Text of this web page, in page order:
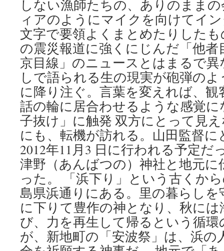
しない漁師たちの、ありのまま
ィアのようにマイクを向けてイ
文字で要領よくまとめたりした
の震災報道に強くにじんだ「他
京目線」のニュースとはまるで
しで語られる生の現実が砲弾の
に降り注ぐ。言葉を変えれば、
話の輪に居合わせるような感覚に
子抜け」に触発 双方にとって見
にも、転機が訪れる。山田監督
2012年11月3 日に行われる予定だ
津野（あんばつの）神社と地元に
った。 「浜下り」という古くか
島県浜通りにある。里の暮らし
に下りて豊作の神となり、秋に
び、力を再生して帰るという循
が、新地町の「安波祭」は、浜の